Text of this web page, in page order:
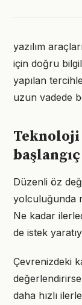
yazılım
için doğru
yapılan
uzun vadede
Düzenli öz
yolculuğunda
Ne kadar
de istek
Çevrenizdeki
daha hızlı